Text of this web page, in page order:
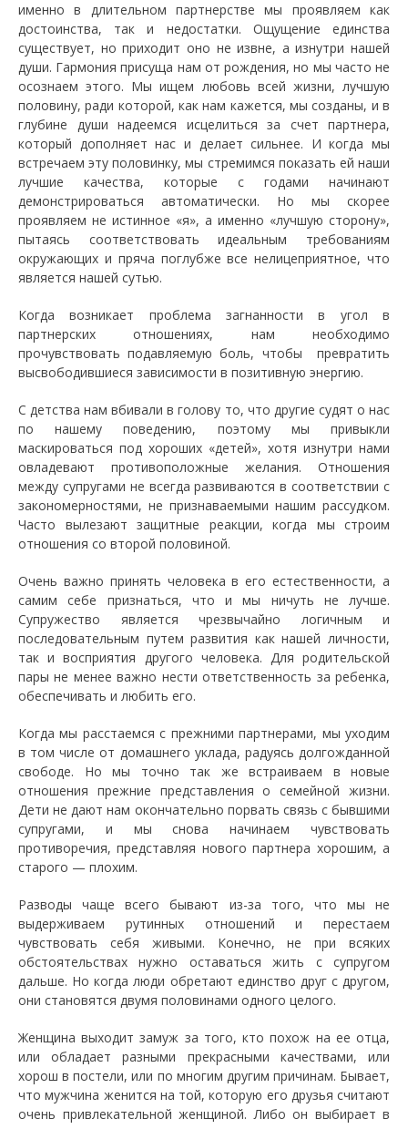
именно в длительном партнерстве мы проявляем как
достоинства, так и недостатки. Ощущение единства
существует, но приходит оно не извне, а изнутри нашей
души. Гармония присуща нам от рождения, но мы часто не
осознаем этого. Мы ищем любовь всей жизни, лучшую
половину, ради которой, как нам кажется, мы созданы, и в
глубине души надеемся исцелиться за счет партнера,
который дополняет нас и делает сильнее. И когда мы
встречаем эту половинку, мы стремимся показать ей наши
лучшие качества, которые с годами начинают
демонстрироваться автоматически. Но мы скорее
проявляем не истинное «я», а именно «лучшую сторону»,
пытаясь соответствовать идеальным требованиям
окружающих и пряча поглубже все нелицеприятное, что
является нашей сутью.
Когда возникает проблема загнанности в угол в
партнерских отношениях, нам необходимо
прочувствовать подавляемую боль, чтобы превратить
высвободившиеся зависимости в позитивную энергию.
С детства нам вбивали в голову то, что другие судят о нас
по нашему поведению, поэтому мы привыкли
маскироваться под хороших «детей», хотя изнутри нами
овладевают противоположные желания. Отношения
между супругами не всегда развиваются в соответствии с
закономерностями, не признаваемыми нашим рассудком.
Часто вылезают защитные реакции, когда мы строим
отношения со второй половиной.
Очень важно принять человека в его естественности, а
самим себе признаться, что и мы ничуть не лучше.
Супружество является чрезвычайно логичным и
последовательным путем развития как нашей личности,
так и восприятия другого человека. Для родительской
пары не менее важно нести ответственность за ребенка,
обеспечивать и любить его.
Когда мы расстаемся с прежними партнерами, мы уходим
в том числе от домашнего уклада, радуясь долгожданной
свободе. Но мы точно так же встраиваем в новые
отношения прежние представления о семейной жизни.
Дети не дают нам окончательно порвать связь с бывшими
супругами, и мы снова начинаем чувствовать
противоречия, представляя нового партнера хорошим, а
старого — плохим.
Разводы чаще всего бывают из-за того, что мы не
выдерживаем рутинных отношений и перестаем
чувствовать себя живыми. Конечно, не при всяких
обстоятельствах нужно оставаться жить с супругом
дальше. Но когда люди обретают единство друг с другом,
они становятся двумя половинами одного целого.
Женщина выходит замуж за того, кто похож на ее отца,
или обладает разными прекрасными качествами, или
хорош в постели, или по многим другим причинам. Бывает,
что мужчина женится на той, которую его друзья считают
очень привлекательной женщиной. Либо он выбирает в